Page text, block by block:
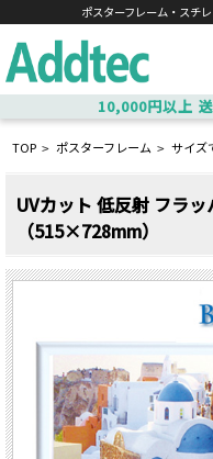
ポスターフレーム・スチ
10,000円以上
TOP > ポスターフレーム > サイズ
UVカット 低反射 フラ
（515×728mm）